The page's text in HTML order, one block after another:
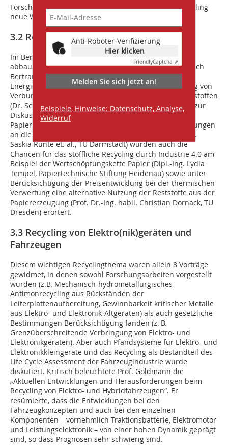
Forschungseinrichtungen versuchen, dem Metallrecycling
neue Wege zu eröffnen.
3.2 Recycling von Kunststoffen und Papier
Im Bereich der Kunststoffe standen u. a. biologisch
abbaubare Werkstoffe (Ministerialdirigent Dr.-Ing. Ulrich
Bertram, Niedersächsisches Ministerium für Umwelt,
Energie und Klimaschutz, Hannover) und die Trennung von
Verbundmaterialien zur Gewinnung von Sekundärrohstoffen
(Dr. Sebastian Kernbaum, saperatec GmbH, Bielefeld) zur
Diskussion. Interessant waren auch die Themen beim
Papierrecycling: Neben der Entwicklung von Anforderungen
an die Recyclierbarkeit von Papierprodukten (Dipl.-Ing.
Saskia Runte et. al., TU Darmstadt) wurden auch die
Chancen für das stoffliche Recycling durch Industrie 4.0 am
Beispiel der Wertschöpfungskette Papier (Dipl.-Ing. Lydia
Tempel, Papiertechnische Stiftung Heidenau) sowie unter
Berücksichtigung der Preisentwicklung bei der thermischen
Verwertung eine alternative Nutzung der Reststoffe aus der
Papiererzeugung (Prof. Dr.-Ing. habil. Christian Dornack, TU
Dresden) erörtert.
3.3 Recycling von Elektro(nik)geräten und
Fahrzeugen
Diesem wichtigen Recyclingthema waren allein 8 Vorträge
gewidmet, in denen sowohl Forschungsarbeiten vorgestellt
wurden (z.B. Mechanisch-hydrometallurgisches
Antimonrecycling aus Rückständen der
Leiterplattenaufbereitung, Gewinnbarkeit kritischer Metalle
aus Elektro- und Elektronik-Altgeräten) als auch gesetzliche
Bestimmungen Berücksichtigung fanden (z. B.
Grenzüberschreitende Verbringung von Elektro- und
Elektronikgeräten). Aber auch Pfandsysteme für Elektro- und
Elektronikkleingeräte und das Recycling als Bestandteil des
Life Cycle Assessment der Fahrzeugindustrie wurde
diskutiert. Kritisch beleuchtete Prof. Goldmann die
„Aktuellen Entwicklungen und Herausforderungen beim
Recycling von Elektro- und Hybridfahrzeugen“. Er
resümierte, dass die Entwicklungen bei den
Fahrzeugkonzepten und auch bei den einzelnen
Komponenten – vornehmlich Traktionsbatterie, Elektromotor
und Leistungselektronik – von einer hohen Dynamik geprägt
sind, so dass Prognosen sehr schwierig sind.
Anti-Roboter-Verifizierung
Hier klicken
FriendlyCaptcha ⇗
Melden Sie sich jetzt an!
Beispiele, Hinweise: Datenschutz, Analyse,
Widerruf